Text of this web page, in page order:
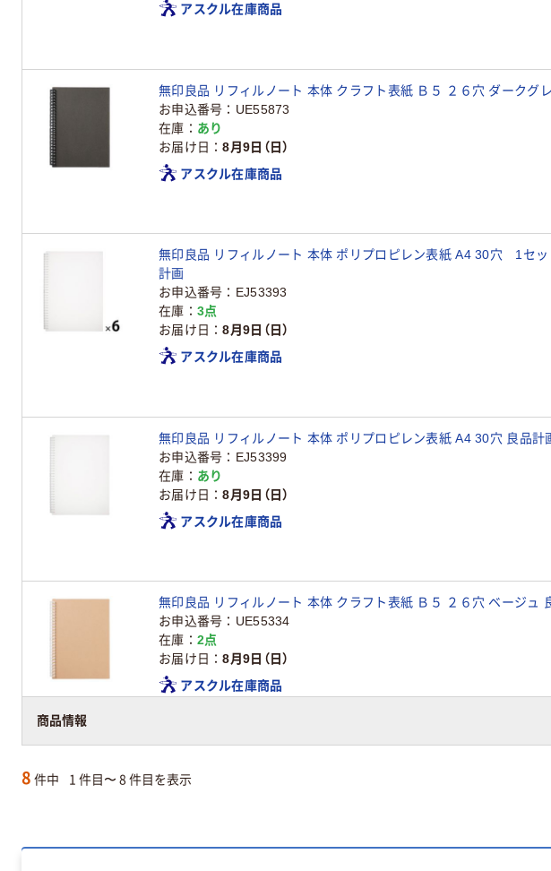
商品情報
アスクル在庫商品
無印良品 リフィルノート 本体 クラフト表紙 Ｂ５ ２６穴 ダークグ
お申込番号
UE55873
在庫
あり
お届け日
8月9日（日）
アスクル在庫商品
無印良品 リフィルノート 本体 ポリプロピレン表紙 A4 30穴 1セッ
計画
お申込番号
EJ53393
在庫
3点
お届け日
8月9日（日）
アスクル在庫商品
無印良品 リフィルノート 本体 ポリプロピレン表紙 A4 30穴 良品計
お申込番号
EJ53399
在庫
あり
お届け日
8月9日（日）
アスクル在庫商品
無印良品 リフィルノート 本体 クラフト表紙 Ｂ５ ２６穴 ベージュ
お申込番号
UE55334
在庫
2点
お届け日
8月9日（日）
アスクル在庫商品
8 件中 1 件目〜 8 件目を表示